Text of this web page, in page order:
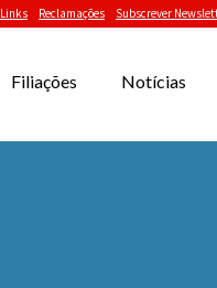
Links Reclamações Subscrever
Filiações Notícias